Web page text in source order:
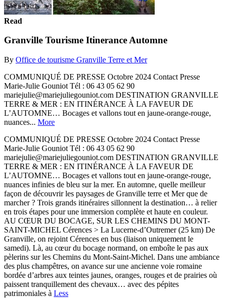
Read
Granville Tourisme Itinerance Automne
By Office de tourisme Granville Terre et Mer
COMMUNIQUÉ DE PRESSE Octobre 2024 Contact Presse
Marie-Julie Gouniot Tél : 06 43 05 62 90
mariejulie@mariejuliegouniot.com DESTINATION GRANVILLE
TERRE & MER : EN ITINÉRANCE À LA FAVEUR DE
L’AUTOMNE… Bocages et vallons tout en jaune-orange-rouge,
nuances... More
COMMUNIQUÉ DE PRESSE Octobre 2024 Contact Presse
Marie-Julie Gouniot Tél : 06 43 05 62 90
mariejulie@mariejuliegouniot.com DESTINATION GRANVILLE
TERRE & MER : EN ITINÉRANCE À LA FAVEUR DE
L’AUTOMNE… Bocages et vallons tout en jaune-orange-rouge,
nuances infinies de bleu sur la mer. En automne, quelle meilleur
façon de découvrir les paysages de Granville terre et Mer que de
marcher ? Trois grands itinéraires sillonnent la destination… à relier
en trois étapes pour une immersion complète et haute en couleur.
AU CŒUR DU BOCAGE, SUR LES CHEMINS DU MONT-
SAINT-MICHEL Cérences > La Lucerne-d’Outremer (25 km) De
Granville, on rejoint Cérences en bus (liaison uniquement le
samedi). Là, au cœur du bocage normand, on emboîte le pas aux
pèlerins sur les Chemins du Mont-Saint-Michel. Dans une ambiance
des plus champêtres, on avance sur une ancienne voie romaine
bordée d’arbres aux teintes jaunes, oranges, rouges et de prairies où
paissent tranquillement des chevaux… avec des pépites
patrimoniales à Less